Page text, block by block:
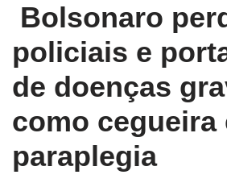
Bolsonaro
policiais e
de doenças
como cegueira
paraplegia